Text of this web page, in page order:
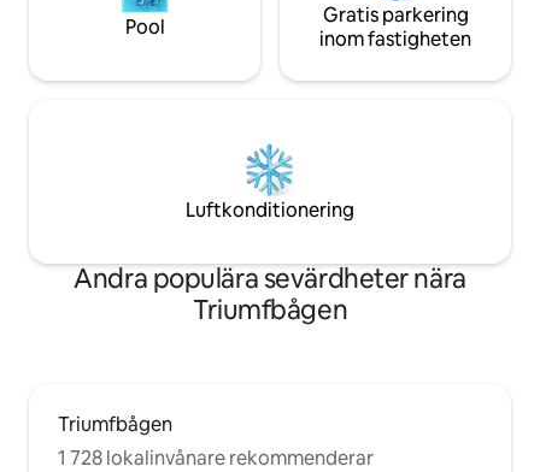
Pool
Gratis parkering
inom fastigheten
Luftkonditionering
Andra populära sevärdheter nära
Triumfbågen
Triumfbågen
1 728 lokalinvånare rekommenderar